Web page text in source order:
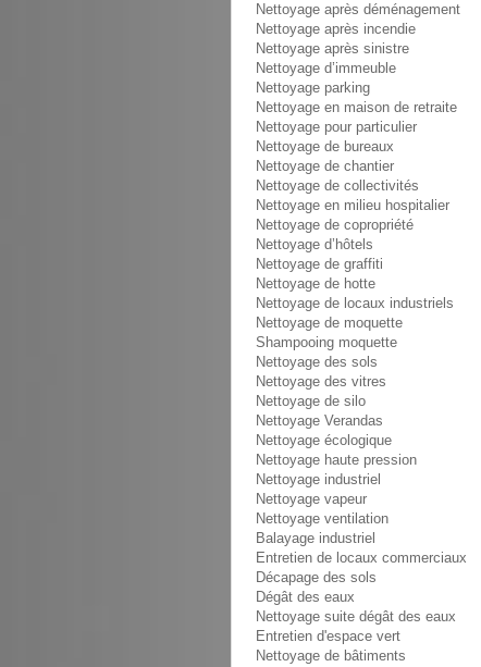
Nettoyage après déménagement
Nettoyage après incendie
Nettoyage après sinistre
Nettoyage d’immeuble
Nettoyage parking
Nettoyage en maison de retraite
Nettoyage pour particulier
Nettoyage de bureaux
Nettoyage de chantier
Nettoyage de collectivités
Nettoyage en milieu hospitalier
Nettoyage de copropriété
Nettoyage d’hôtels
Nettoyage de graffiti
Nettoyage de hotte
Nettoyage de locaux industriels
Nettoyage de moquette
Shampooing moquette
Nettoyage des sols
Nettoyage des vitres
Nettoyage de silo
Nettoyage Verandas
Nettoyage écologique
Nettoyage haute pression
Nettoyage industriel
Nettoyage vapeur
Nettoyage ventilation
Balayage industriel
Entretien de locaux commerciaux
Décapage des sols
Dégât des eaux
Nettoyage suite dégât des eaux
Entretien d'espace vert
Nettoyage de bâtiments